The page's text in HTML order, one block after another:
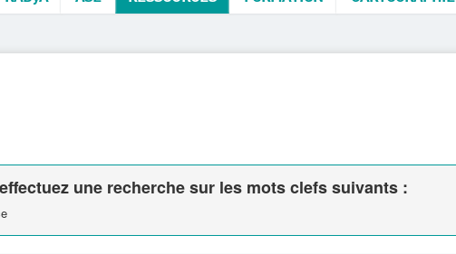
une recherche sur les mots clefs suivants :